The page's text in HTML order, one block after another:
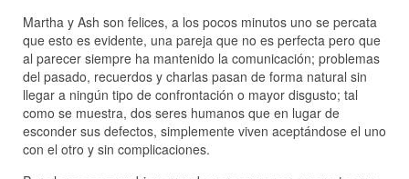
Martha y Ash son felices, a los pocos minutos uno se percata
que esto es evidente, una pareja que no es perfecta pero que
al parecer siempre ha mantenido la comunicación; problemas
del pasado, recuerdos y charlas pasan de forma natural sin
llegar a ningún tipo de confrontación o mayor disgusto; tal
como se muestra, dos seres humanos que en lugar de
esconder sus defectos, simplemente viven aceptándose el uno
con el otro y sin complicaciones.